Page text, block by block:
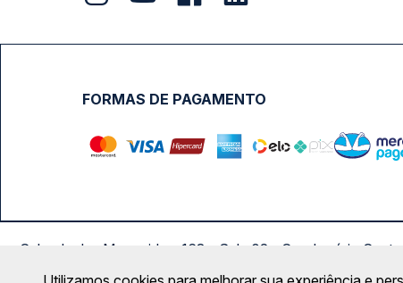
FORMAS DE PAGAMENTO
Calçada das Margaridas, 163 - Sala 02 - Condomínio